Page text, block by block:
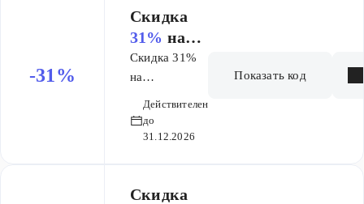
-31%
Скидка ​
31% на
исследова
ние
Генеалоги
я за 200
лет
Скидка 31%
на
Генеалогия за
200 лет
Действителен
до
31.12.2026
Показать код
Скидка ​